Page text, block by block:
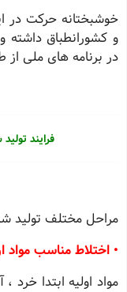
خوشبختانه حركت در
و كشورانطباق
در برنامه های ملی
فرایند
مراحل مختلف تولید
• اختلاط مناسب مواد
مواد اولیه ابتدا